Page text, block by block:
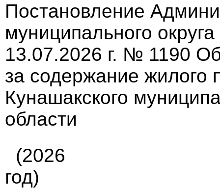
Постановление
муниципального
13.07.2026 г. № 1190
за содержание жилого
Кунашакского
области
(2026
год)